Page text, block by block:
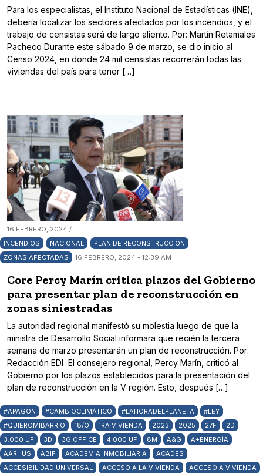
Para los especialistas, el Instituto Nacional de Estadísticas (INE),
debería localizar los sectores afectados por los incendios, y el
trabajo de censistas será de largo aliento. Por: Martín Retamales
Pacheco Durante este sábado 9 de marzo, se dio inicio al
Censo 2024, en donde 24 mil censistas recorrerán todas las
viviendas del país para tener […]
16 FEBRERO, 2024 /
INCENDIOS
NACIONAL
PLAN DE RECONSTRUCCIÓN
ZONAS AFECTADAS
16 FEBRERO, 2024 - 12:39 AM
Core Percy Marín critica plazos del Gobierno
para presentar plan de reconstrucción en
zonas siniestradas
La autoridad regional manifestó su molestia luego de que la
ministra de Desarrollo Social informara que recién la tercera
semana de marzo presentarán un plan de reconstrucción. Por:
Redacción EDI El consejero regional, Percy Marín, criticó al
Gobierno por los plazos establecidos para la presentación del
plan de reconstrucción en la V región. Esto, después […]
#APAGÓN #CAMBIOCLIMÁTICO #LAHORADELPLANETA
#LEY
#QUIEROMIBARRIO
18/O 1RA VIVIENDA 2023 2025 27F
2D
3.000 UF
3D 3G OFFICE 4.000 UF 8M A&G
A+ENERGÍA
AARHUS
ABIF ACADEMIA INMOBILIARIA
ACADES
ACCESIBILIDAD UNIVERSAL
ACCESO A LA VIVIENDA
ACCESO A VIVIENDA